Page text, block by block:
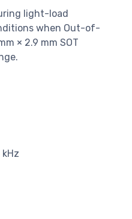
light-load
when Out-of-
× 2.9 mm SOT